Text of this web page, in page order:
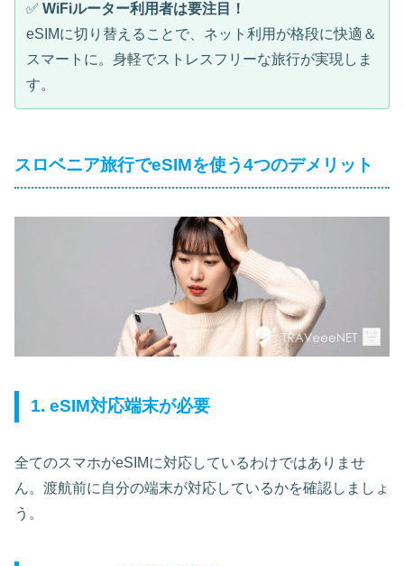
✅ WiFiルーター利用者は要注目！
eSIMに切り替えることで、ネット利用が格段に快適＆
スマートに。身軽でストレスフリーな旅行が実現しま
す。
スロベニア旅行でeSIMを使う4つのデメリット
1. eSIM対応端末が必要
全てのスマホがeSIMに対応しているわけではありませ
ん。渡航前に自分の端末が対応しているかを確認しましょ
う。